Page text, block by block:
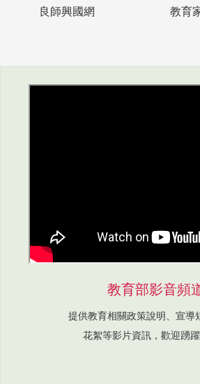
良師興國網
教育
教育部影音頻
提供教育相關政策說明、宣導
花絮等影片資訊，歡迎踴躍